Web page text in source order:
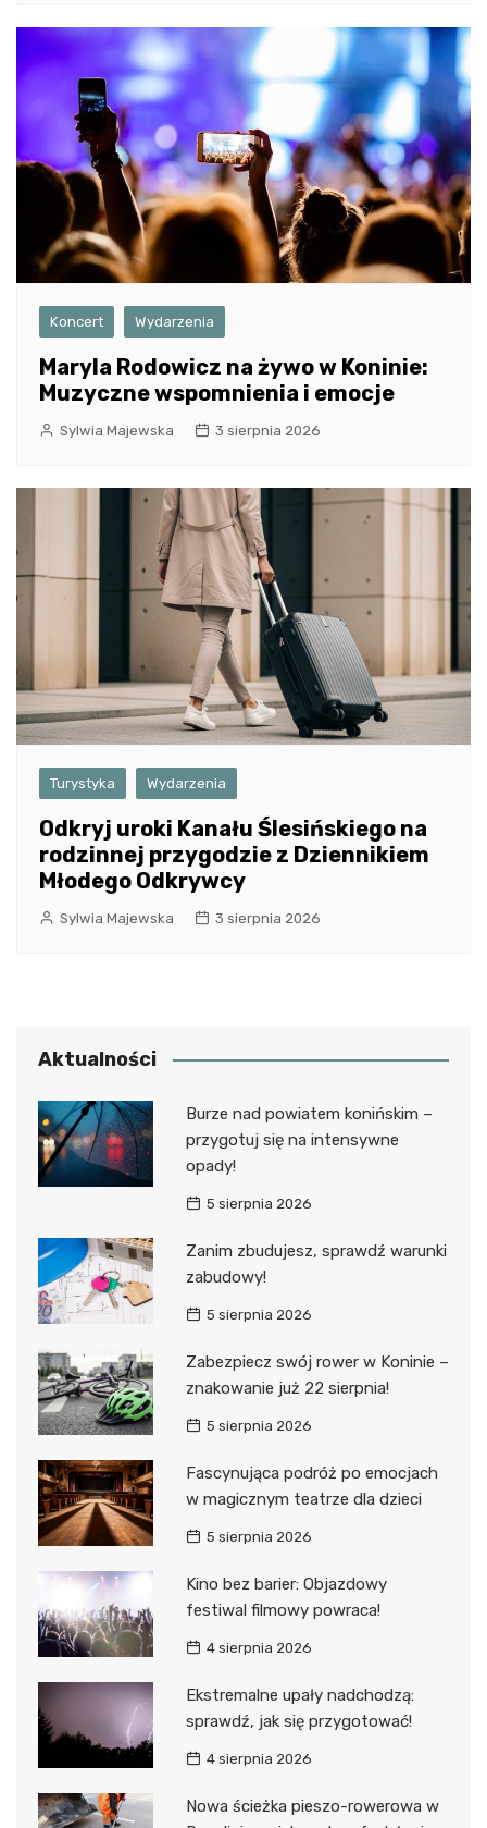
Koncert Wydarzenia
Maryla Rodowicz na żywo w Koninie:
Muzyczne wspomnienia i emocje
Sylwia Majewska 3 sierpnia 2026
Turystyka Wydarzenia
Odkryj uroki Kanału Ślesińskiego na
rodzinnej przygodzie z Dziennikiem
Młodego Odkrywcy
Sylwia Majewska 3 sierpnia 2026
Aktualności
Burze nad powiatem konińskim –
przygotuj się na intensywne
opady!
5 sierpnia 2026
Zanim zbudujesz, sprawdź warunki
zabudowy!
5 sierpnia 2026
Zabezpiecz swój rower w Koninie –
znakowanie już 22 sierpnia!
5 sierpnia 2026
Fascynująca podróż po emocjach
w magicznym teatrze dla dzieci
5 sierpnia 2026
Kino bez barier: Objazdowy
festiwal filmowy powraca!
4 sierpnia 2026
Ekstremalne upały nadchodzą:
sprawdź, jak się przygotować!
4 sierpnia 2026
Nowa ścieżka pieszo-rowerowa w